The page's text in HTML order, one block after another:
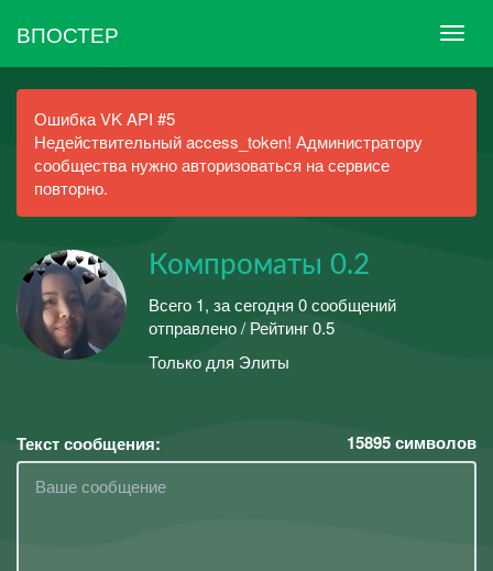
ВПОСТЕР
Ошибка VK API #5
Недействительный access_token! Администратору
сообщества нужно авторизоваться на сервисе
повторно.
Компроматы 0.2
Всего 1, за сегодня 0 сообщений
отправлено / Рейтинг 0.5
Только для Элиты
Текст сообщения: 15895символов